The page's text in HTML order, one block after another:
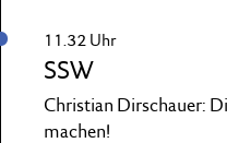
11.32 Uhr
SSW
Christian Dirschauer:
machen!